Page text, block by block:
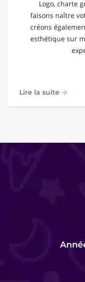
Logo, charte
faisons naître
créons
esthétique sur
Lire la suite